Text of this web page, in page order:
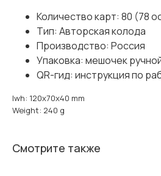
Количество карт: 80 (78
Тип: Авторская колода
Производство: Россия
Упаковка: мешочек
QR-гид: инструкция по
lwh: 120x70x40 mm
Weight: 240 g
Смотрите также